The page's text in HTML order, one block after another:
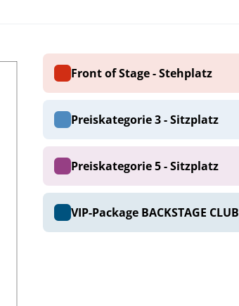
Front of Stage - Stehplatz
Preiskategorie 3 - Sitzplatz
Preiskategorie 5 - Sitzplatz
VIP-Package BACKSTAGE CLUB